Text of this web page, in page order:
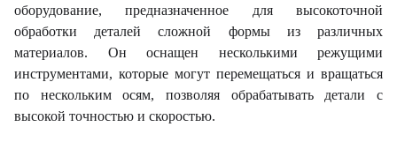
оборудование, предназначенное для высокоточной
обработки деталей сложной формы из различных
материалов. Он оснащен несколькими режущими
инструментами, которые могут перемещаться и вращаться
по нескольким осям, позволяя обрабатывать детали с
высокой точностью и скоростью.